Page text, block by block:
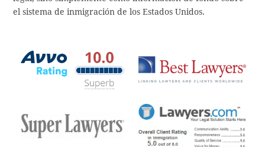
el sistema de inmigración de los Estados Unidos.